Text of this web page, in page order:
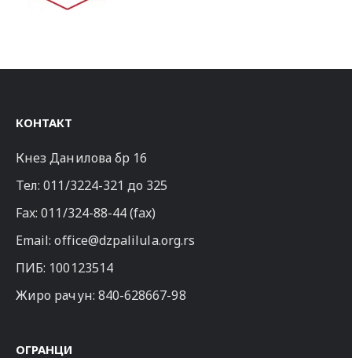
КОНТАКТ
Кнез Данилова бр 16
Тел:011/3224-321 до 325
Fax: 011/324-88-44 (fax)
Email:office@dzpalilula.org.rs
ПИБ: 100123514
Жиро рачун: 840-628667-98
ОГРАНЦИ